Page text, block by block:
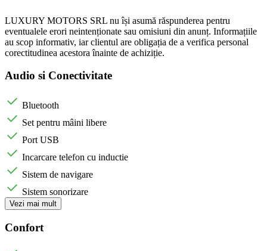
LUXURY MOTORS SRL nu își asumă răspunderea pentru
eventualele erori neintenționate sau omisiuni din anunț. Informațiile
au scop informativ, iar clientul are obligația de a verifica personal
corectitudinea acestora înainte de achiziție.
Audio si Conectivitate
Bluetooth
Set pentru mâini libere
Port USB
Incarcare telefon cu inductie
Sistem de navigare
Sistem sonorizare
Vezi mai mult
Confort